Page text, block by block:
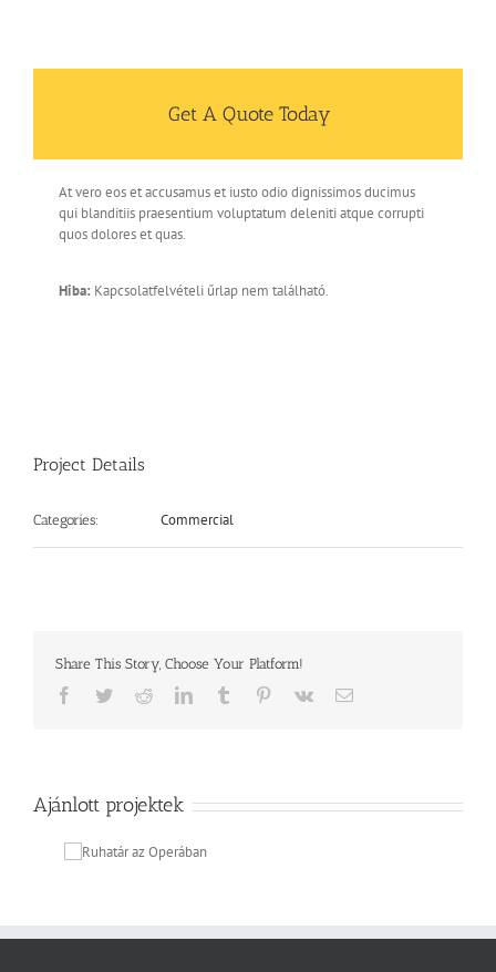
Get A Quote Today
At vero eos et accusamus et iusto odio dignissimos ducimus
qui blanditiis praesentium voluptatum deleniti atque corrupti
quos dolores et quas.
Hiba: Kapcsolatfelvételi űrlap nem található.
Project Details
Categories: Commercial
Share This Story, Choose Your Platform!
Facebook
TwitterRedditLinkedInTumblr Pinterest
Vk Email:
Ajánlott projektek